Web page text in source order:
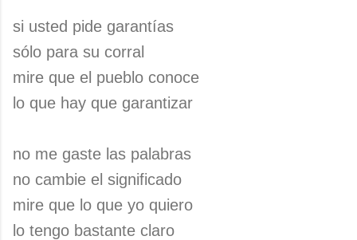
si usted pide garantías
sólo para su corral
mire que el pueblo conoce
lo que hay que garantizar
no me gaste las palabras
no cambie el significado
mire que lo que yo quiero
lo tengo bastante claro